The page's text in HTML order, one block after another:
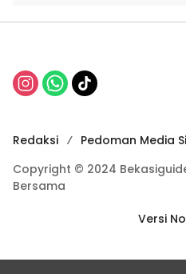
Redaksi
Pedoman Media
Copyright © 2024
Bersama
Versi